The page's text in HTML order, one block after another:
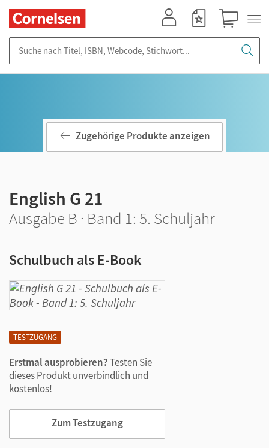
TESTZUGANG
Erstmal ausprobieren?Testen Sie
dieses Produkt unverbindlich und
kostenlos!
Zum Testzugang
Zugehörige Produkte anzeigen
English G 21
Ausgabe B · Band 1: 5. Schuljahr
Schulbuch als E-Book